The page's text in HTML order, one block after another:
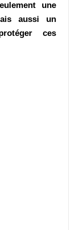
une
aussi un
ces